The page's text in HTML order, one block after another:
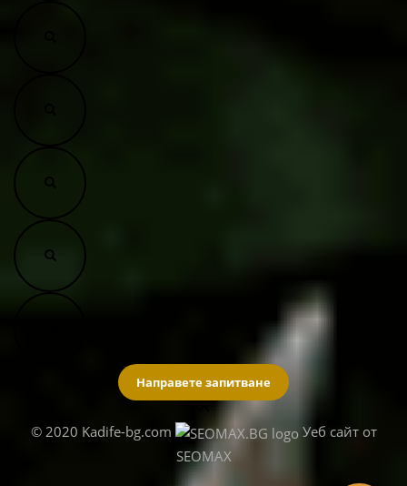
Направете запитване
© 2020 Kadife-bg.com
Уеб сайт от
SEOMAX